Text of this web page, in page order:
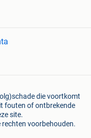
die voortkomt
fouten of ontbrekende
site.
voorbehouden.